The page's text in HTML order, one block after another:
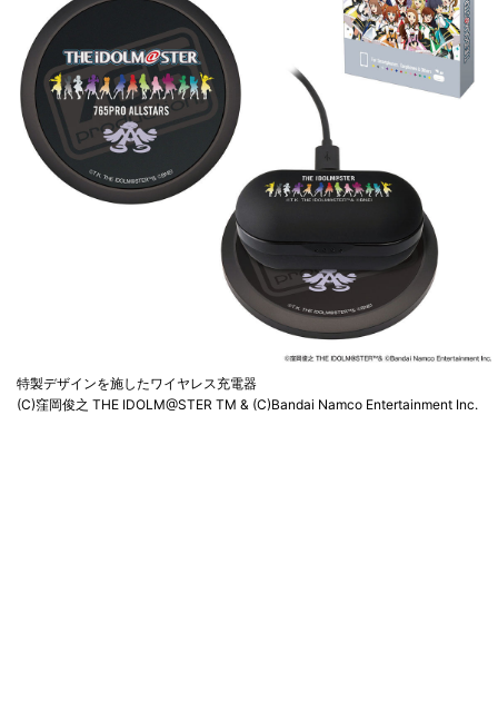
特製デザインを施したワイヤレス充電器
(C)窪岡俊之 THE IDOLM@STER TM & (C)Bandai Namco Entertainment Inc.